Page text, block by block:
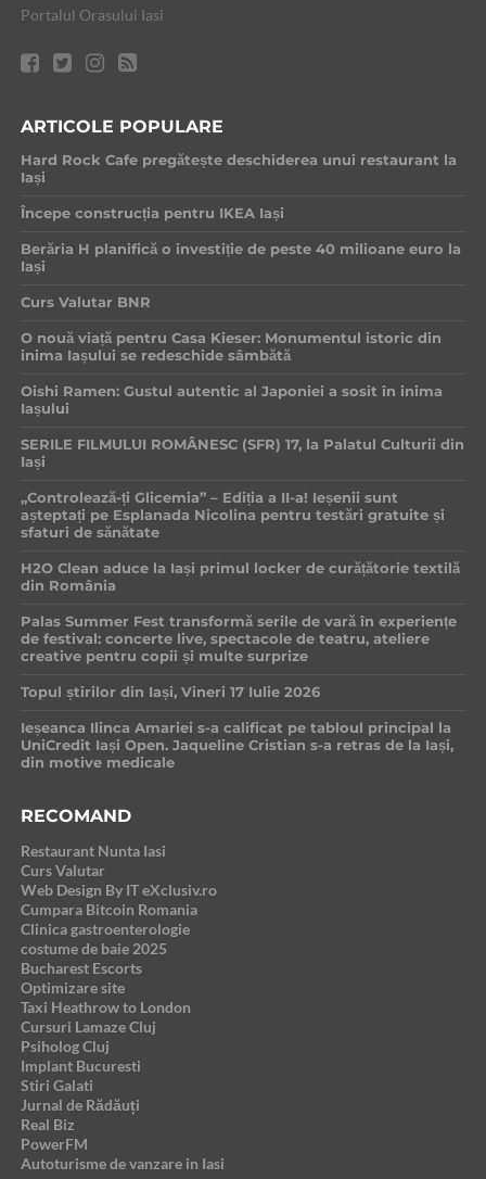
Portalul Orasului Iasi
ARTICOLE POPULARE
Hard Rock Cafe pregătește deschiderea unui restaurant la
Iași
Începe construcția pentru IKEA Iași
Berăria H planifică o investiție de peste 40 milioane euro la
Iași
Curs Valutar BNR
O nouă viață pentru Casa Kieser: Monumentul istoric din
inima Iașului se redeschide sâmbătă
Oishi Ramen: Gustul autentic al Japoniei a sosit în inima
Iașului
SERILE FILMULUI ROMÂNESC (SFR) 17, la Palatul Culturii din
Iași
„Controlează-ți Glicemia” – Ediția a II-a! Ieșenii sunt
așteptați pe Esplanada Nicolina pentru testări gratuite și
sfaturi de sănătate
H2O Clean aduce la Iași primul locker de curățătorie textilă
din România
Palas Summer Fest transformă serile de vară în experiențe
de festival: concerte live, spectacole de teatru, ateliere
creative pentru copii și multe surprize
Topul știrilor din Iași, Vineri 17 Iulie 2026
Ieșeanca Ilinca Amariei s-a calificat pe tabloul principal la
UniCredit Iași Open. Jaqueline Cristian s-a retras de la Iași,
din motive medicale
RECOMAND
Restaurant Nunta Iasi
Curs Valutar
Web Design By IT eXclusiv.ro
Cumpara Bitcoin Romania
Clinica gastroenterologie
costume de baie 2025
Bucharest Escorts
Optimizare site
Taxi Heathrow to London
Cursuri Lamaze Cluj
Psiholog Cluj
Implant Bucuresti
Stiri Galati
Jurnal de Rădăuți
Real Biz
PowerFM
Autoturisme de vanzare in Iasi